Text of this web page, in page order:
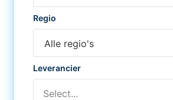
Regio
Alle regio's
Leverancier
Select...